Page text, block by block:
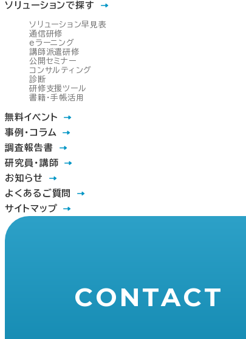
ソリューションで探す
ソリューション早見表
通信研修
eラーニング
講師派遣研修
公開セミナー
コンサルティング
診断
研修支援ツール
書籍・手帳活用
無料イベント
事例・コラム
調査報告書
研究員・講師
お知らせ
よくあるご質問
サイトマップ
CONTACT